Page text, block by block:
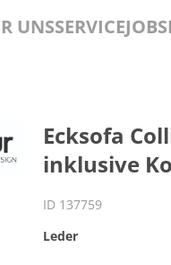
UNSSERVICEJOBS
Ecksofa
inklusive
ID 137759
Leder